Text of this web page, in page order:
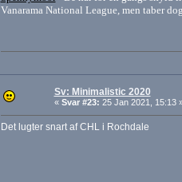
Vanarama National League, men taber
Sv: Minimalistic 2020
« Svar #23: 25 Jan 2021, 15:13
Det lugter snart af CHL i Rochdale